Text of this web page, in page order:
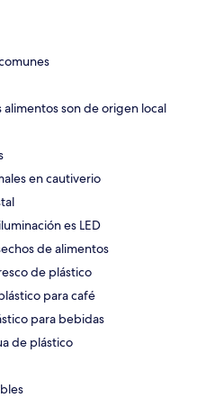
alimentos son de origen local
en cautiverio
es LED
de alimentos
de plástico
para café
para bebidas
de plástico